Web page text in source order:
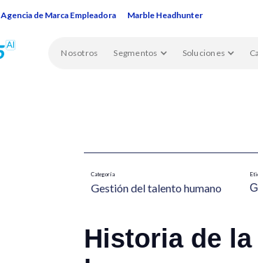
Agencia de Marca Empleadora Marble Headhunter
Nosotros Segmentos Soluciones
Categoría
Gestión del talento humano​
Historia de